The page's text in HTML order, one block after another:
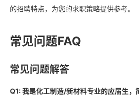
的招聘特点，为您的求职策略提供参考。
常见问题FAQ
常见问题解答
Q1: 我是化工制造/新材料专业的应届生，